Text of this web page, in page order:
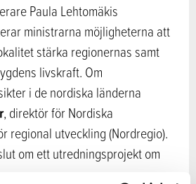
Paula Lehtomäkis
ministrarna möjligheterna att
stärka regionernas samt
livskraft. Om
i de nordiska länderna
, direktör för Nordiska
regional utveckling (Nordregio).
om ett utredningsprojekt om